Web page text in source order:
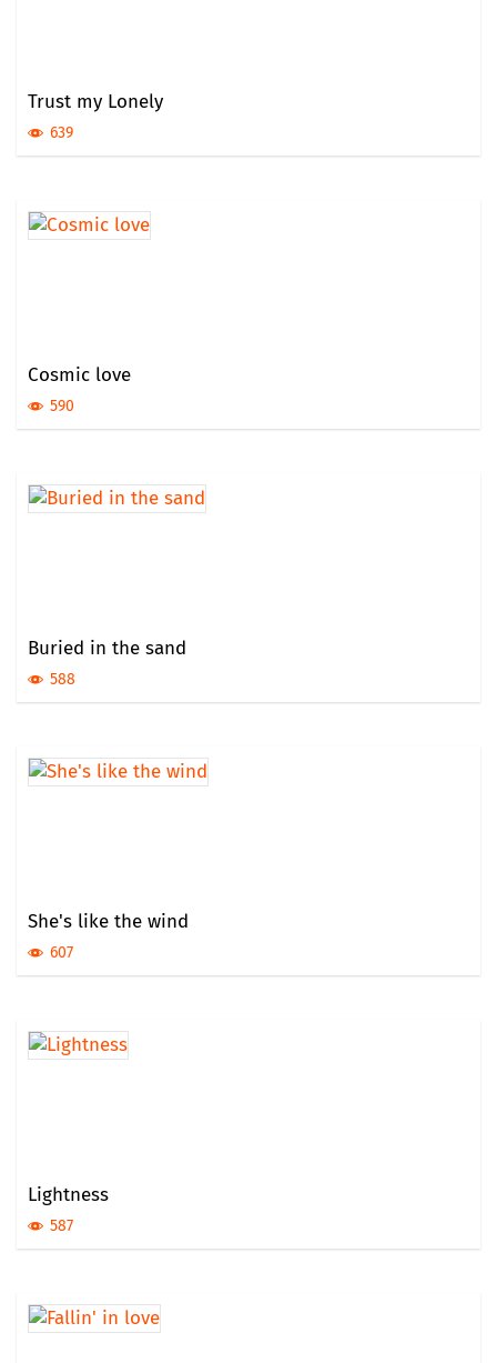
Trust my Lonely
639
Cosmic love
590
Buried in the sand
588
She's like the wind
607
Lightness
587